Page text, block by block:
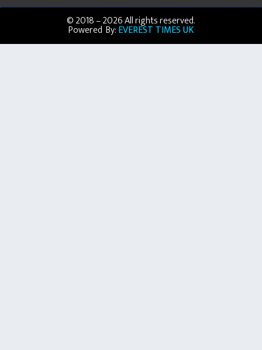
© 2018 – 2026 All rights reserved.
Powered By:EVEREST TIMES UK